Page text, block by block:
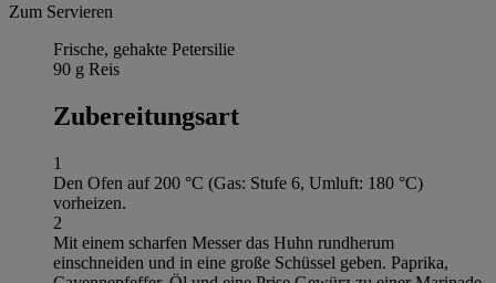
Zum Servieren
Frische, gehakte Petersilie
90 g Reis
Zubereitungsart
1
Den Ofen auf 200 °C (Gas: Stufe 6, Umluft: 180 °C)
vorheizen.
2
Mit einem scharfen Messer das Huhn rundherum
einschneiden und in eine große Schüssel geben. Paprika,